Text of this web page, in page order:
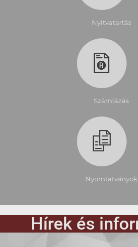
Nyitvatartás
Számlázás
Nyomtatványok
Hírek és